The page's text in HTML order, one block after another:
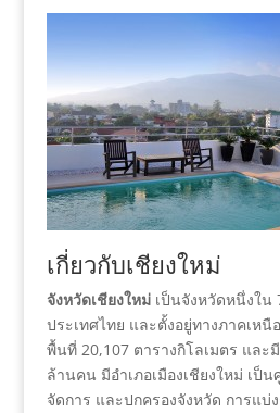
เกี่ยวกับเชียงใหม่
จังหวัดเชียงใหม่เป็นจังหวัดหนึ่งใน
ประเทศไทย และตั้งอยู่ทางภาคเห
พื้นที่ 20,107 ตารางกิโลเมตร แล
ล้านคน มีอำเภอเมืองเชียงใหม่ เป็
จัดการ และปกครองจังหวัด การแบ่